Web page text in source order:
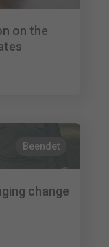
on the
Beendet
change